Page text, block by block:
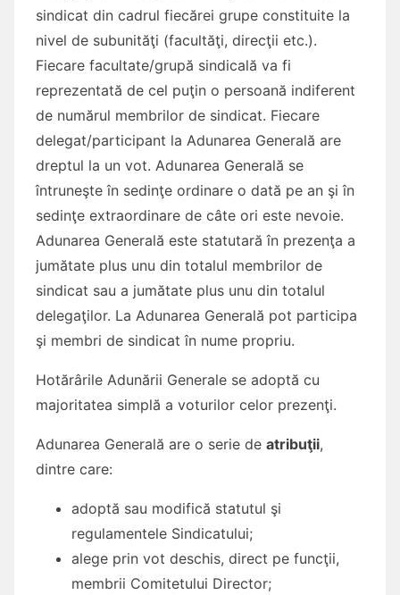
sindicat din cadrul fiecărei grupe constituite la
nivel de subunităţi (facultăţi, direcţii etc.).
Fiecare facultate/grupă sindicală va fi
reprezentată de cel puţin o persoană indiferent
de numărul membrilor de sindicat. Fiecare
delegat/participant la Adunarea Generală are
dreptul la un vot. Adunarea Generală se
întruneşte în sedinţe ordinare o dată pe an şi în
sedinţe extraordinare de câte ori este nevoie.
Adunarea Generală este statutară în prezenţa a
jumătate plus unu din totalul membrilor de
sindicat sau a jumătate plus unu din totalul
delegaţilor. La Adunarea Generală pot participa
şi membri de sindicat în nume propriu.
Hotărârile Adunării Generale se adoptă cu
majoritatea simplă a voturilor celor prezenţi.
Adunarea Generală are o serie de atribuţii,
dintre care:
adoptă sau modifică statutul şi
regulamentele Sindicatului;
alege prin vot deschis, direct pe funcţii,
membrii Comitetului Director;